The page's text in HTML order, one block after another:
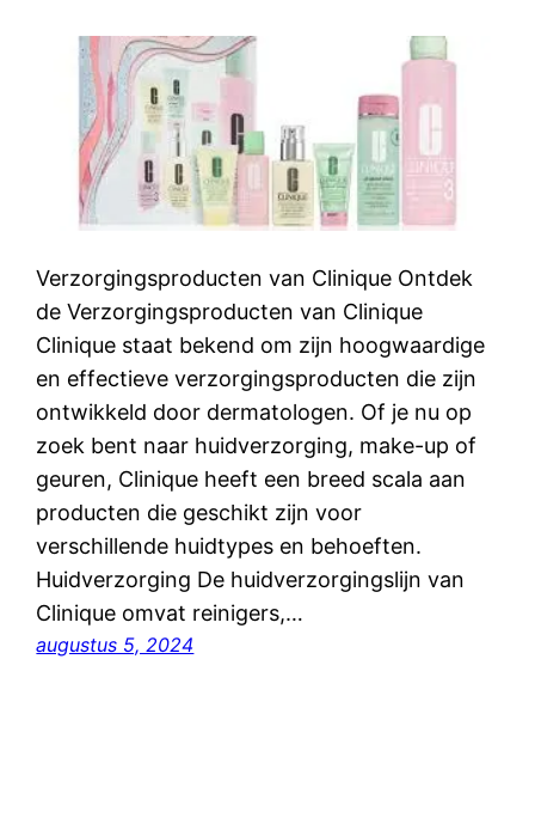
Verzorgingsproducten van Clinique Ontdek
de Verzorgingsproducten van Clinique
Clinique staat bekend om zijn hoogwaardige
en effectieve verzorgingsproducten die zijn
ontwikkeld door dermatologen. Of je nu op
zoek bent naar huidverzorging, make-up of
geuren, Clinique heeft een breed scala aan
producten die geschikt zijn voor
verschillende huidtypes en behoeften.
Huidverzorging De huidverzorgingslijn van
Clinique omvat reinigers,…
augustus 5, 2024